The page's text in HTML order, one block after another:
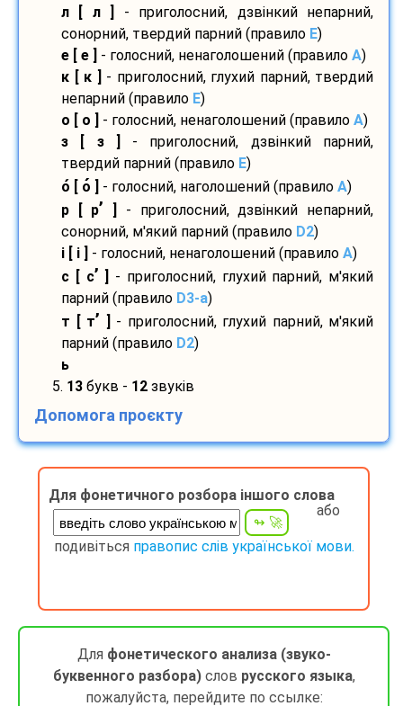
л [ л ]
- приголосний, дзвінкий непарний,
сонорний, твердий парний (правило E)
е [ е ]
- голосний, ненаголошений (правило A)
к [ к ]
- приголосний, глухий парний, твердий
непарний (правило E)
о [ о ]
- голосний, ненаголошений (правило A)
з [ з ]
- приголосний, дзвінкий парний,
твердий парний (правило E)
о [ о - голосний, наголошений (правило A)
р [ р’
- приголосний, дзвінкий непарний,
сонорний, м'який парний (правило D2)
і [ і ]
- голосний, ненаголошений (правило A)
с [ с’
- приголосний, глухий парний, м'який
парний (правило D3-а)
т [ т’
- приголосний, глухий парний, м'який
парний (правило D2)
ь
5. 13 букв - 12 звуків
Допомога проєкту
Для фонетичного розбора іншого слова
або
подивіться правопис слів української мови.
Для фонетического анализа (звуко-
буквенного разбора)слов русского языка,
пожалуйста, перейдите по ссылке: